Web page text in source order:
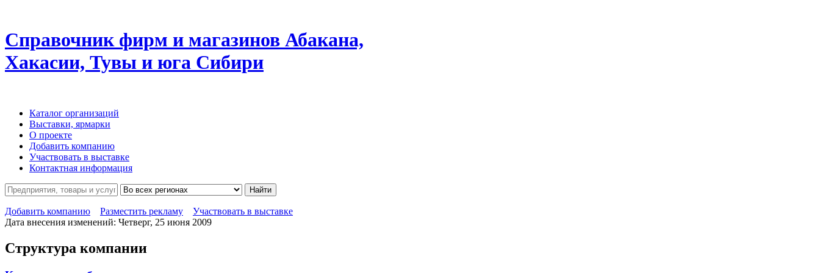
Справочник фирм и магазинов Абакана,
Хакасии, Тувы и юга Сибири
Каталог организаций
Выставки, ярмарки
О проекте
Добавить компанию
Участвовать в выставке
Контактная информация
Найти
Добавить компанию Разместить рекламу
Участвовать в выставке
Дата внесения изменений: Четверг, 25 июня 2009
Структура компании